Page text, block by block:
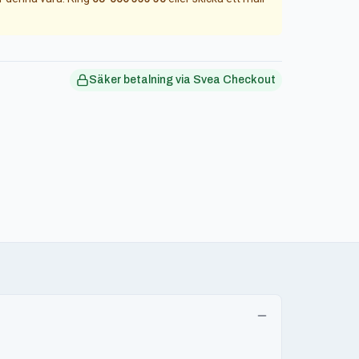
Säker betalning via Svea Checkout